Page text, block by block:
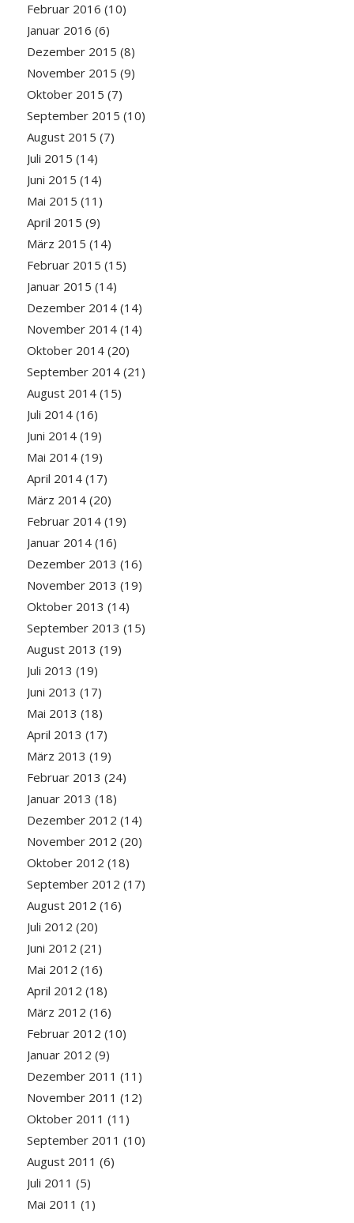
Februar 2016 (10)
Januar 2016 (6)
Dezember 2015 (8)
November 2015 (9)
Oktober 2015 (7)
September 2015 (10)
August 2015 (7)
Juli 2015 (14)
Juni 2015 (14)
Mai 2015 (11)
April 2015 (9)
März 2015 (14)
Februar 2015 (15)
Januar 2015 (14)
Dezember 2014(14)
November 2014(14)
Oktober 2014(20)
September 2014(21)
August 2014(15)
Juli 2014(16)
Juni 2014(19)
Mai 2014(19)
April 2014(17)
März 2014(20)
Februar 2014(19)
Januar 2014(16)
Dezember 2013 (16)
November 2013 (19)
Oktober 2013 (14)
September 2013 (15)
August 2013 (19)
Juli 2013 (19)
Juni 2013 (17)
Mai 2013 (18)
April 2013 (17)
März 2013 (19)
Februar 2013 (24)
Januar 2013 (18)
Dezember 2012 (14)
November 2012 (20)
Oktober 2012 (18)
September 2012 (17)
August 2012 (16)
Juli 2012 (20)
Juni 2012 (21)
Mai 2012 (16)
April 2012 (18)
März 2012 (16)
Februar 2012 (10)
Januar 2012 (9)
Dezember 2011 (11)
November 2011 (12)
Oktober 2011 (11)
September 2011 (10)
August 2011 (6)
Juli 2011 (5)
Mai 2011 (1)